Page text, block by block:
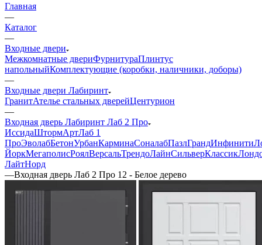
Главная
—
Каталог
—
Входные двери
Межкомнатные двериФурнитураПлинтус
напольныйКомплектующие (коробки, наличники, доборы)
—
Входные двери Лабиринт
ГранитАтелье стальных дверейЦентурион
—
Входная дверь Лабиринт Лаб 2 Про
ИссидаШтормАртЛаб 1
ПроЭволабБетонУрбанКарминаСоналабПазлГрандИнфинити
ЙоркМегаполисРоялВерсальТрендоЛайнСильверКлассик
ЛайтНорд
—Входная дверь Лаб 2 Про 12 - Белое дерево